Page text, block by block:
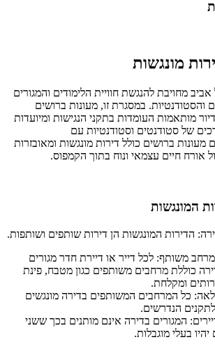
מונגשות
מחויבת להנגשת חוויית הלימודים והמגורים
והסטודנטיות. במסגרת זו, מעונות ברושים
מותאמות העומדות בתקני הנגישות ומיועדות
של סטודנטים וסטודנטיות עם
מעונות ברושים כולל דירות מונגשות ומאובזרות
אורח חיים עצמאי ונוח בתוך הקמפוס.
המונגשות
הדירות המונגשות הן דירות שותפים ושותפות.
משותף: לכל דייר או דיירת חדר מגורים
כוללת מרחבים משותפים כגון מטבח, פינת
ומקלחת.
כל המרחבים המשותפים בדירה מונגשים
הנדרשים.
המגורים בדירה אינם מותנים בכך ששני
בעלי מוגבלות.